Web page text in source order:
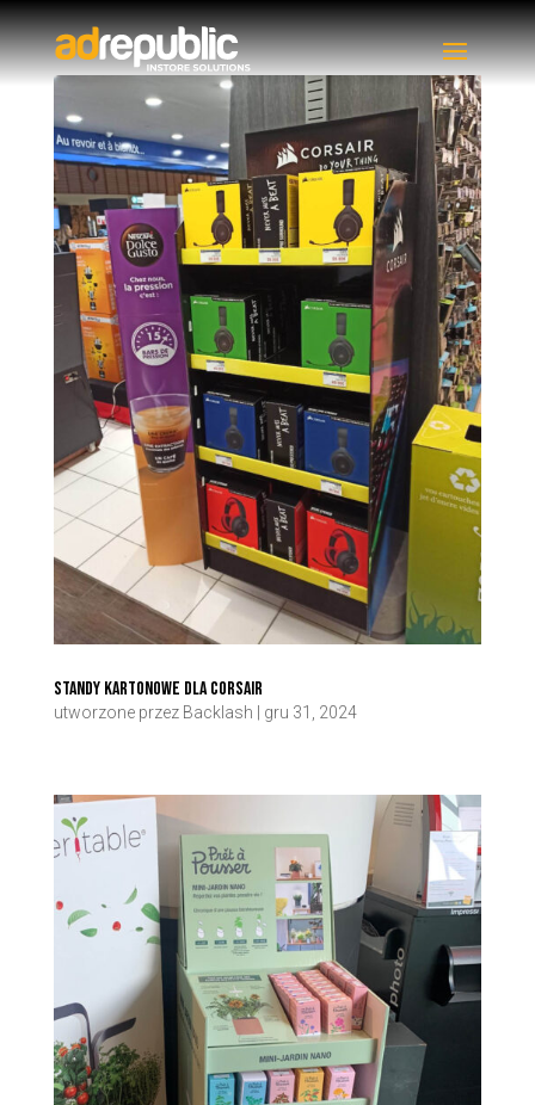
Standy kartonowe dla Corsair
utworzone przez Backlash gru 31, 2024